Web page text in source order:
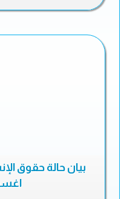
بيان حالة حقوق